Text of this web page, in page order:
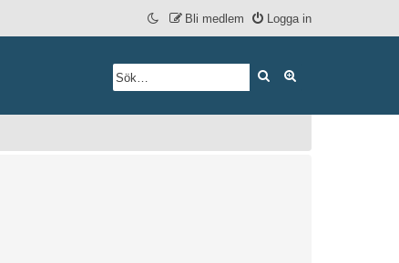
Logga in
Bli medlem
Sök